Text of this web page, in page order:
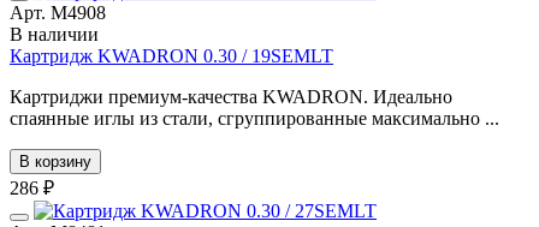
Арт. М4908
В наличии
Картридж KWADRON 0.30 / 19SEMLT
Картриджи премиум-качества KWADRON. Идеально
спаянные иглы из стали, сгруппированные максимально ...
В корзину
286 ₽